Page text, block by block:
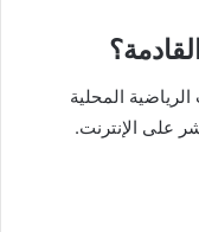
المحلية
على الإنترنت.